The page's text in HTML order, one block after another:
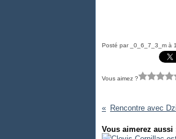
Posté par _0_6_7_3_m à
Vous aimez ?
Vous aimerez aussi